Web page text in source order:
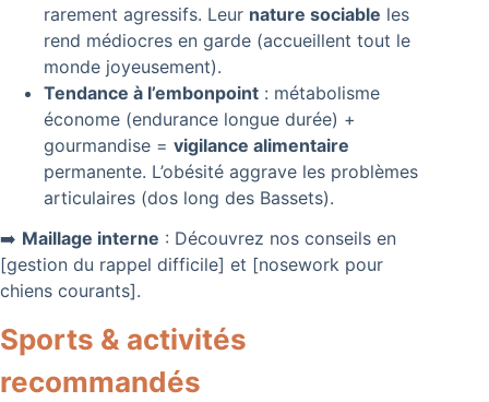
rarement agressifs. Leur nature sociable les
rend médiocres en garde (accueillent tout le
monde joyeusement).
Tendance à l’embonpoint : métabolisme
économe (endurance longue durée) +
gourmandise = vigilance alimentaire
permanente. L’obésité aggrave les problèmes
articulaires (dos long des Bassets).
➡️ Maillage interne : Découvrez nos conseils en
[gestion du rappel difficile] et [nosework pour
chiens courants].
Sports & activités
recommandés